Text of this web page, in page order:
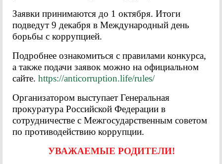
Заявки принимаются до 1 октября. Итоги
подведут 9 декабря в Международный день
борьбы с коррупцией.
Подробнее ознакомиться с правилами конкурса,
а также подачи заявок можно на официальном
сайте. https://anticorruption.life/rules/
Организатором выступает Генеральная
прокуратура Российской Федерации в
сотрудничестве с Межгосударственным советом
по противодействию коррупции.
УВАЖАЕМЫЕ РОДИТЕЛИ!